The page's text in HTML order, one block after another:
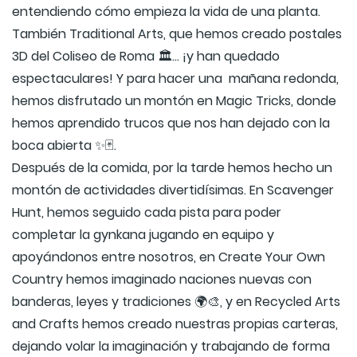
entendiendo cómo empieza la vida de una planta.
También Traditional Arts, que hemos creado postales
3D del Coliseo de Roma 🏛️… ¡y han quedado
espectaculares! Y para hacer una mañana redonda,
hemos disfrutado un montón en Magic Tricks, donde
hemos aprendido trucos que nos han dejado con la
boca abierta ✨🃏.
Después de la comida, por la tarde hemos hecho un
montón de actividades divertidísimas. En Scavenger
Hunt, hemos seguido cada pista para poder
completar la gynkana jugando en equipo y
apoyándonos entre nosotros, en Create Your Own
Country hemos imaginado naciones nuevas con
banderas, leyes y tradiciones 🌍🎨, y en Recycled Arts
and Crafts hemos creado nuestras propias carteras,
dejando volar la imaginación y trabajando de forma